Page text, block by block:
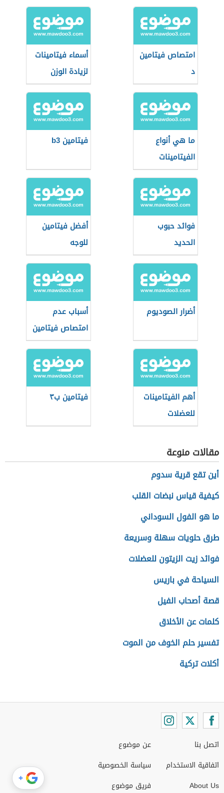
امتصاص فيتامين
د
أسماء فيتامينات
لزيادة الوزن
ما هي أنواع
الفيتامينات
فيتامين b3
فوائد حبوب
الحديد
أفضل فيتامين
للوجه
أضرار الصوديوم
أسباب عدم
امتصاص فيتامين
د
أهم الفيتامينات
للعضلات
فيتامين ب٣
مقالات منوعة
أين تقع قرية سدوم
كيفية قياس نبضات القلب
ما هو الفول السوداني
طرق حلويات سهلة وسريعة
فوائد زيت الزيتون للعضلات
السياحة في باريس
قصة أصحاب الفيل
كلمات عن الأخلاق
تفسير حلم الخوف من الموت
أكلات تركية
اتصل بنا
اتفاقية الاستخدام
About Us
عن موضوع
سياسة الخصوصية
فريق موضوع
+